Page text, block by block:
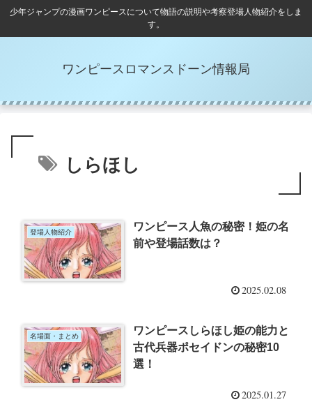
少年ジャンプの漫画ワンピースについて物語の説明や考察登場人物紹介をしま
す。
ワンピースロマンスドーン情報局
しらほし
登場人物紹介
ワンピース人魚の秘密！姫の名
前や登場話数は？
2025.02.08
名場面・まとめ
ワンピースしらほし姫の能力と
古代兵器ポセイドンの秘密10
選！
2025.01.27